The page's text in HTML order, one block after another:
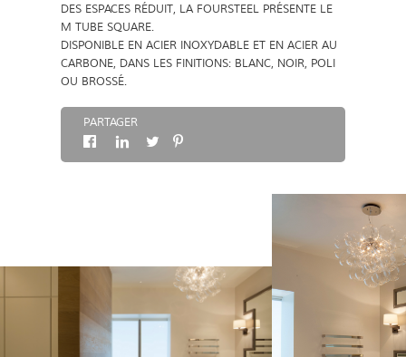
DES ESPACES RÉDUIT, LA FOURSTEEL PRÉSENTE LE
M TUBE SQUARE.
DISPONIBLE EN ACIER INOXYDABLE ET EN ACIER AU
CARBONE, DANS LES FINITIONS: BLANC, NOIR, POLI
OU BROSSÉ.
PARTAGER